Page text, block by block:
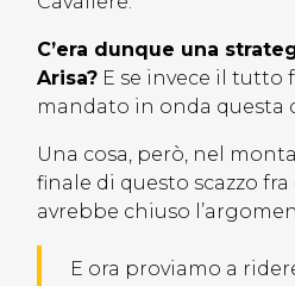
C’era dunque una
Arisa? E se invece il tutto
mandato in onda questa
Una cosa, però, nel
finale di questo scazzo
avrebbe chiuso
E ora proviamo a